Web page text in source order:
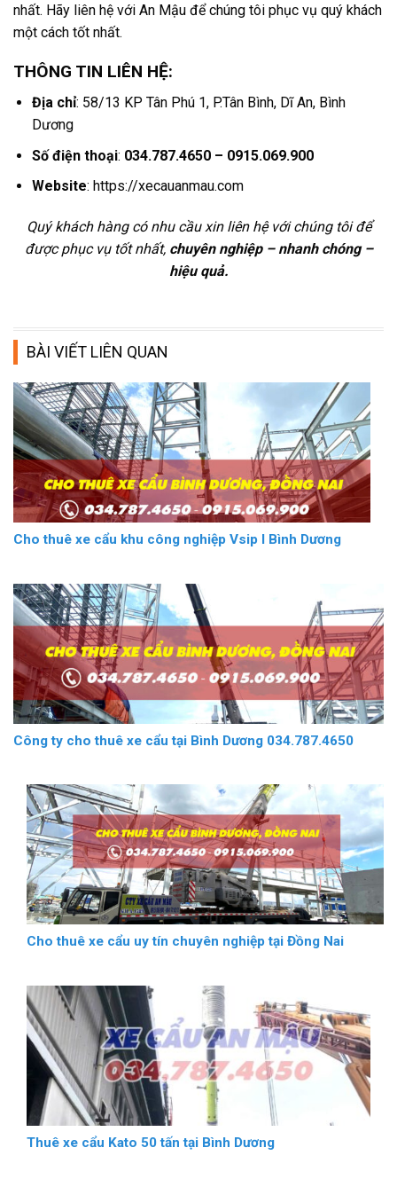
nhất. Hãy liên hệ với An Mậu để chúng tôi phục vụ quý khách
một cách tốt nhất.
THÔNG TIN LIÊN HỆ:
Địa chỉ: 58/13 KP Tân Phú 1, P.Tân Bình, Dĩ An, Bình
Dương
Số điện thoại: 034.787.4650 – 0915.069.900
Website: https://xecauanmau.com
Quý khách hàng có nhu cầu xin liên hệ với chúng tôi để
được phục vụ tốt nhất, chuyên nghiệp – nhanh chóng –
hiệu quả.
BÀI VIẾT LIÊN QUAN
Cho thuê xe cẩu khu công nghiệp Vsip I Bình Dương
Công ty cho thuê xe cẩu tại Bình Dương 034.787.4650
Cho thuê xe cẩu uy tín chuyên nghiệp tại Đồng Nai
Thuê xe cẩu Kato 50 tấn tại Bình Dương